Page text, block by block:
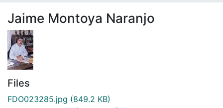
Jaime Montoya Naranjo
Files
FDO023285.jpg (849.2 KB)